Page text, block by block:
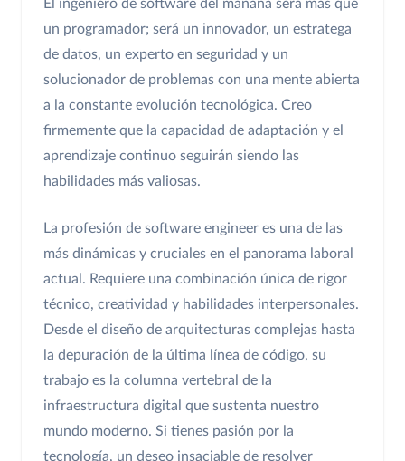
El ingeniero de software del mañana será más que
un programador; será un innovador, un estratega
de datos, un experto en seguridad y un
solucionador de problemas con una mente abierta
a la constante evolución tecnológica. Creo
firmemente que la capacidad de adaptación y el
aprendizaje continuo seguirán siendo las
habilidades más valiosas.
La profesión de software engineer es una de las
más dinámicas y cruciales en el panorama laboral
actual. Requiere una combinación única de rigor
técnico, creatividad y habilidades interpersonales.
Desde el diseño de arquitecturas complejas hasta
la depuración de la última línea de código, su
trabajo es la columna vertebral de la
infraestructura digital que sustenta nuestro
mundo moderno. Si tienes pasión por la
tecnología, un deseo insaciable de resolver